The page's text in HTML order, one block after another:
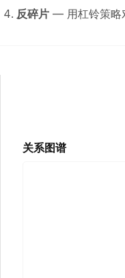
反碎片 — 用杠铃策略
关系图谱